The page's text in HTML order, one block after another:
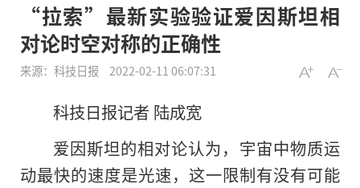
“拉索”最新实验验证爱因斯坦相
对论时空对称的正确性
来源：科技日报 2022-02-11 06:07:31
科技日报记者 陆成宽
爱因斯坦的相对论认为，宇宙中物质运
动最快的速度是光速，这一限制有没有可能